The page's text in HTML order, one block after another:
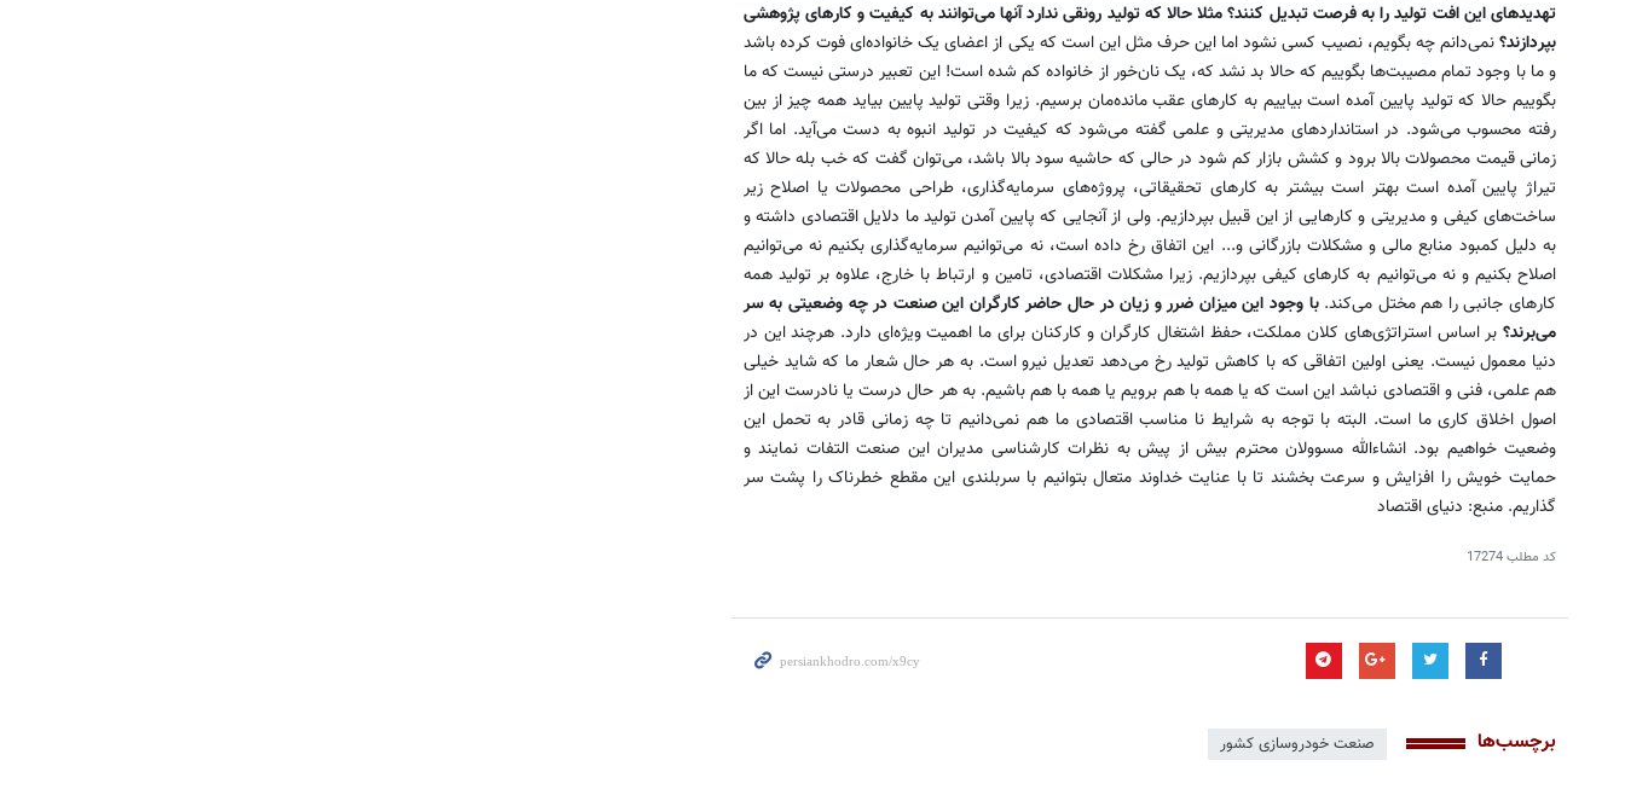
تهدیدهای این افت تولید را به فرصت تبدیل کنند؟ مثلا حالا که تولید رونقی ندارد آنها می‌توانند به کیفیت و کارهای پژوهشی
بپردازند؟نمی‌دانم چه بگویم، نصیب کسی نشود اما این حرف مثل این است که یکی از اعضای یک خانواده‌ای فوت کرده باشد
و ما با وجود تمام مصیبت‌ها بگوییم که حالا بد نشد که، یک نان‌خور از خانواده کم شده است! این تعبیر درستی نیست که ما
بگوییم حالا که تولید پایین آمده است بیاییم به کارهای عقب مانده‌مان برسیم. زیرا وقتی تولید پایین بیاید همه چیز از بین
رفته محسوب می‌شود. در استانداردهای مدیریتی و علمی گفته می‌شود که کیفیت در تولید انبوه به دست می‌آید. اما اگر
زمانی قیمت محصولات بالا برود و کشش بازار کم شود در حالی که حاشیه سود بالا باشد، می‌توان گفت که خب بله حالا که
تیراژ پایین آمده است بهتر است بیشتر به کارهای تحقیقاتی، پروژه‌های سرمایه‌گذاری، طراحی محصولات یا اصلاح زیر
ساخت‌های کیفی و مدیریتی و کارهایی از این قبیل بپردازیم. ولی از آنجایی که پایین آمدن تولید ما دلایل اقتصادی داشته و
به دلیل کمبود منابع مالی و مشکلات بازرگانی و... این اتفاق رخ داده است، نه می‌توانیم سرمایه‌گذاری بکنیم نه می‌توانیم
اصلاح بکنیم و نه می‌توانیم به کارهای کیفی بپردازیم. زیرا مشکلات اقتصادی، تامین و ارتباط با خارج، علاوه بر تولید همه
کارهای جانبی را هم مختل می‌کند.با وجود این میزان ضرر و زیان در حال حاضر کارگران این صنعت در چه وضعیتی به سر
می‌برند؟ بر اساس استراتژی‌های کلان مملکت، حفظ اشتغال کارگران و کارکنان برای ما اهمیت ویژه‌ای دارد. هرچند این در
دنیا معمول نیست. یعنی اولین اتفاقی که با کاهش تولید رخ می‌دهد تعدیل نیرو است. به هر حال شعار ما که شاید خیلی
هم علمی، فنی و اقتصادی نباشد این است که یا همه با هم برویم یا همه با هم باشیم. به هر حال درست یا نادرست این از
اصول اخلاق کاری ما است. البته با توجه به شرایط نا مناسب اقتصادی ما هم نمی‌دانیم تا چه زمانی قادر به تحمل این
وضعیت خواهیم بود. انشاءالله مسوولان محترم بیش از پیش به نظرات کارشناسی مدیران این صنعت التفات نمایند و
حمایت خویش را افزایش و سرعت بخشند تا با عنایت خداوند متعال بتوانیم با سربلندی این مقطع خطرناک را پشت سر
گذاریم. منبع: دنیای اقتصاد
کد مطلب17274
برچسب‌ها صنعت خودروسازی کشور